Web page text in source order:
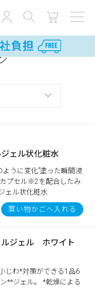
ェル状化粧水
うに変化”塗った瞬間浸
プセル※2を配合したみ
ェル状化粧水
買い物かごへ入れる
ジェル ホワイト
じわ*対策ができる1品6
**ジェル。 *乾燥による